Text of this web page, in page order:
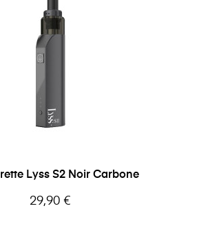
E-Cigarette Lyss S2 Noir Carbone
Prix
29,90 €